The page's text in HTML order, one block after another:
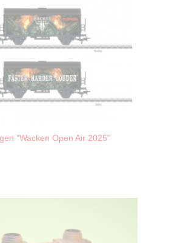
"Wacken Open Air 2025"